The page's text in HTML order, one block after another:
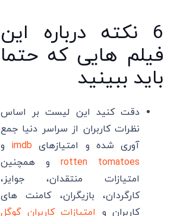
6 نکته درباره این
فیلم هایی که حتما
باید ببینید
دقت کنید این لیست بر اساس
نظرات کاربران از سراسر دنیا جمع
آوری شده و امتیازهای imdb و
rotten tomatoes و همچنین
امتیازات منتقدان، جوایز،
کارگردان، بازیگران، کامنت های
کاربران و امتیازات کاربران گوگل